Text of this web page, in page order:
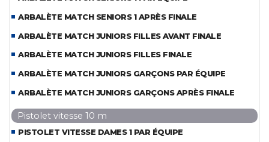
ARBALÈTE MATCH SENIORS 1 APRÈS FINALE
ARBALÈTE MATCH JUNIORS FILLES AVANT FINALE
ARBALÈTE MATCH JUNIORS FILLES FINALE
ARBALÈTE MATCH JUNIORS GARÇONS PAR ÉQUIPE
ARBALÈTE MATCH JUNIORS GARÇONS APRÈS FINALE
Pistolet vitesse 10 m
PISTOLET VITESSE DAMES 1 PAR ÉQUIPE